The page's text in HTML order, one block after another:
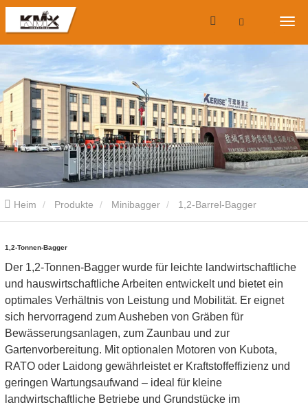
Heim Produkte Minibagger 1,2-Barrel-Bagger
1,2-Tonnen-Bagger
Der 1,2-Tonnen-Bagger wurde für leichte landwirtschaftliche
und hauswirtschaftliche Arbeiten entwickelt und bietet ein
optimales Verhältnis von Leistung und Mobilität. Er eignet
sich hervorragend zum Ausheben von Gräben für
Bewässerungsanlagen, zum Zaunbau und zur
Gartenvorbereitung. Mit optionalen Motoren von Kubota,
RATO oder Laidong gewährleistet er Kraftstoffeffizienz und
geringen Wartungsaufwand – ideal für kleine
landwirtschaftliche Betriebe und Grundstücke im